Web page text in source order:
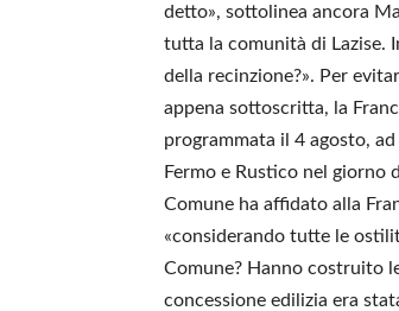
detto», sottolinea ancora
tutta la comunità di Lazise.
della recinzione?». Per
appena sottoscritta, la
programmata il 4 agosto,
Fermo e Rustico nel giorno
Comune ha affidato alla
«considerando tutte le
Comune? Hanno costruito
concessione edilizia era